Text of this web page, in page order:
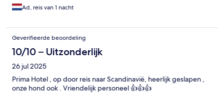
Ad, reis van 1 nacht
Geverifieerde beoordeling
10/10 – Uitzonderlijk
26 jul 2025
Prima Hotel , op door reis naar Scandinavië, heerlijk geslapen ,
onze hond ook . Vriendelijk personeel 👍👍👍